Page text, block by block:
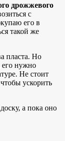
дрожжевого
с
его в
такой же
пласта. Но
его нужно
Не стоит
ускорить
а пока оно